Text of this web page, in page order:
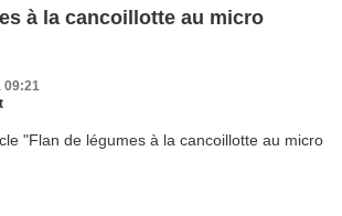
à la cancoillotte au micro
09:21